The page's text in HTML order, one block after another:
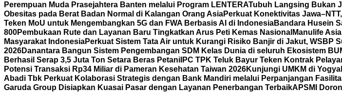
Perempuan Muda Prasejahtera Banten melalui Program LENTERATubuh Langsing Bukan
Obesitas pada Berat Badan Normal di Kalangan Orang AsiaPerkuat Konektivitas
Teken MoU untuk Mengembangkan 5G dan FWA Berbasis AI di IndonesiaBandara Husein
800Pembukaan Rute dan Layanan Baru Tingkatkan Arus Peti Kemas Nasional Manulife
Masyarakat IndonesiaPerkuat Sistem Tata Air untuk Kurangi Risiko Banjir di Jakut, WSBP
2026Danantara Bangun Sistem Pengembangan SDM Kelas Dunia di seluruh Ekosistem
Berhasil Serap 3,5 Juta Ton Setara Beras Petani IPC TPK Teluk Bayur Teken Kontrak
Potensi Transaksi Rp34 Miliar di Pameran Kesehatan Taiwan 2026Kunjungi UMKM di
Abadi Tbk Perkuat Kolaborasi Strategis dengan Bank Mandiri melalui Perpanjangan
Garuda Group Disiapkan Kuasai Pasar dengan Layanan Penerbangan TerbaikAPSMI